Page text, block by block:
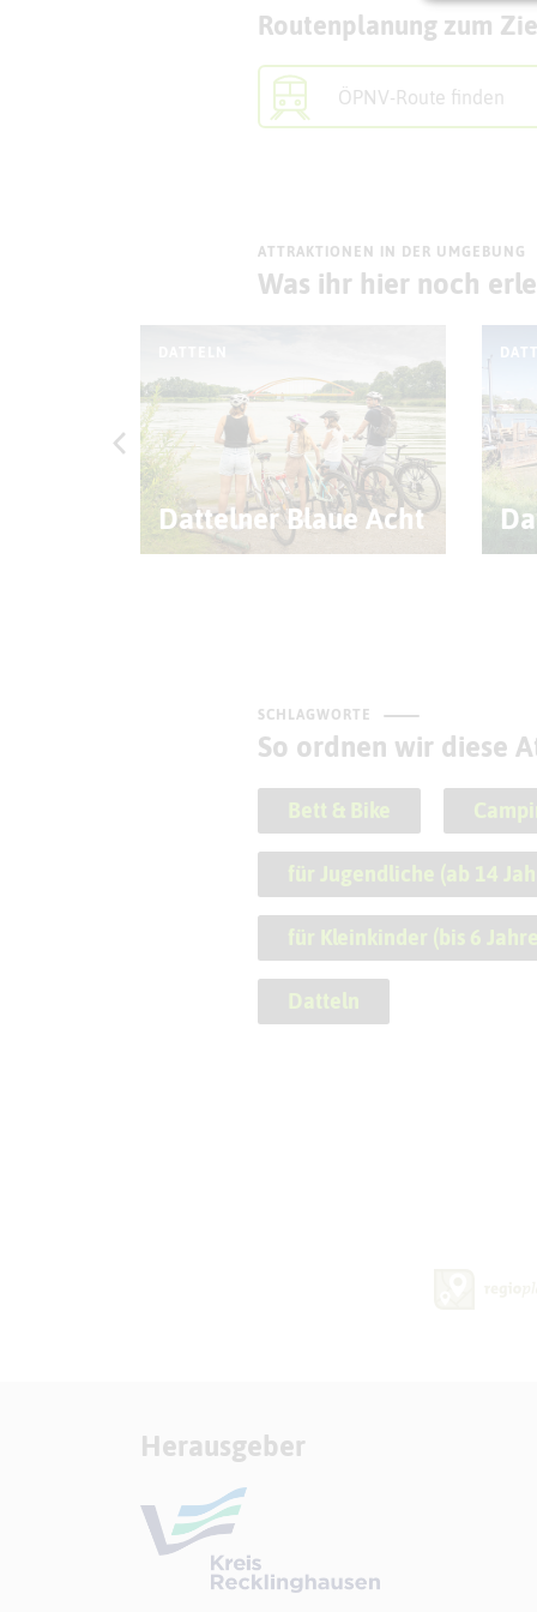
Routenplanung zum
ÖPNV-Route finden
ATTRAKTIONEN IN DER UMGEBUNG
Was ihr hier noch
Dattelner Blaue Acht
SCHLAGWORTE
So ordnen wir diese
Bett & Bike
für Jugendliche (ab 14
für Kleinkinder (bis 6
Datteln
Herausgeber